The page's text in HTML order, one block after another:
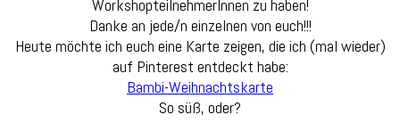
WorkshopteilnehmerInnen zu haben!
Danke an jede/n einzelnen von euch!!!
Heute möchte ich euch eine Karte zeigen, die ich (mal wieder)
auf Pinterest entdeckt habe:
Bambi-Weihnachtskarte
So süß, oder?